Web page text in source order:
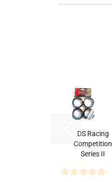
DS Racing
Competition
Series II
Drift